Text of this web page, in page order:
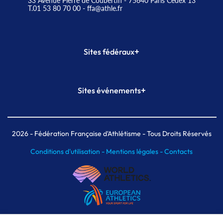
T.01 53 80 70 00- ffa@athle.fr
Sites fédéraux+
Plateforme Formation
Sites événements+
Meeting de Paris indoor
MAIF Ekiden de Paris
2026- Fédération Française d'Athlétisme - Tous Droits Réservés
Conditions d'utilisation - Mentions légales -Contacts